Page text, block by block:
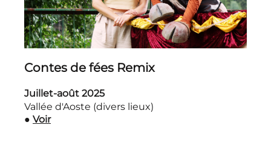
Contes de fées Remix
Juillet-août 2025
Vallée d'Aoste (divers lieux)
● Voir